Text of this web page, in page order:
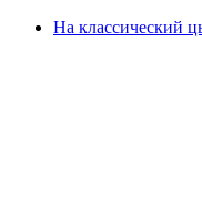
На классический